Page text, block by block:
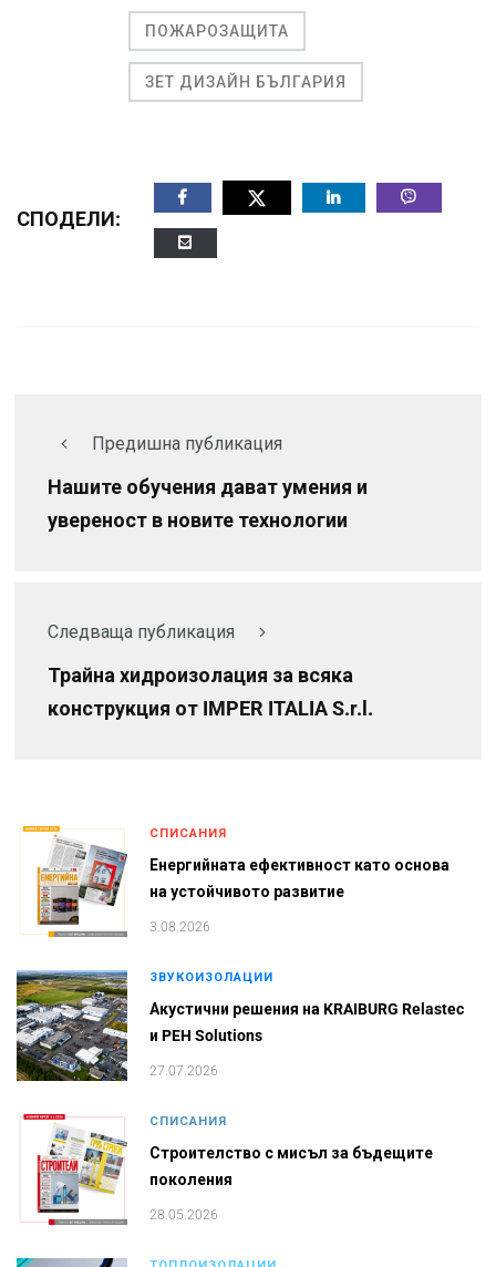
ПОЖАРОЗАЩИТА
ЗЕТ ДИЗАЙН БЪЛГАРИЯ
СПОДЕЛИ:
Предишна публикация
Нашите обучения дават умения и
увереност в новите технологии
Следваща публикация
Трайна хидроизолация за всяка
конструкция от IMPER ITALIA S.r.l.
СПИСАНИЯ
Енергийната ефективност като основа
на устойчивото развитие
3.08.2026
ЗВУКОИЗОЛАЦИИ
Акустични решения на KRAIBURG Relastec
и PEH Solutions
27.07.2026
СПИСАНИЯ
Строителство с мисъл за бъдещите
поколения
28.05.2026